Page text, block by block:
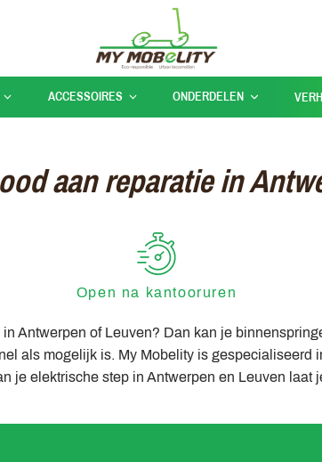
ACCESSOIRES ONDERDELEN
aan reparatie in
Open na kantooruren
Antwerpen of Leuven? Dan kan je
als mogelijk is. My Mobelity is gespecialiseerd
je elektrische step in Antwerpen en Leuven laat